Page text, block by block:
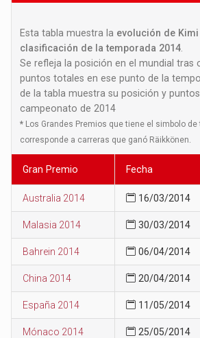
Esta tabla muestra la evolución de
clasificación de la temporada 2014
Se refleja la posición en el mundial tras
puntos totales en ese punto de la
de la tabla muestra su posición y puntos
campeonato de 2014
* Los Grandes Premios que tiene el simbolo de
corresponde a carreras que ganó Räikkönen.
Gran Premio Fecha
Australia 2014 16/03/2014
Malasia 2014 30/03/2014
Bahrein 2014 06/04/2014
China 2014 20/04/2014
España 2014 11/05/2014
Mónaco 2014 25/05/2014